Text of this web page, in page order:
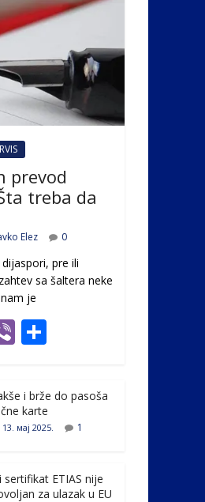
prevod
treba da
Elez 0
pre ili
sa šaltera neke
je
Vi
er ar
e
i brže do pasoša
karte
13. мај 2025. 1
sertifikat ETIAS nije
za ulazak u EU